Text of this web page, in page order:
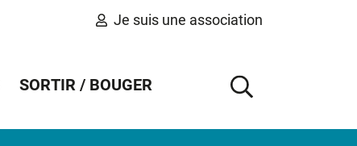
Je suis une association
SORTIR / BOUGER
AFFICHER